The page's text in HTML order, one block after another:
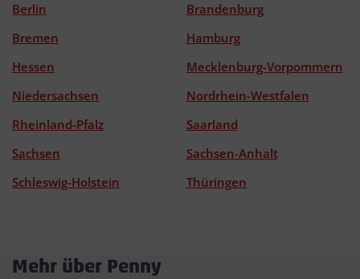
Berlin
Brandenburg
Bremen
Hamburg
Hessen
Mecklenburg-Vorpommern
Niedersachsen
Nordrhein-Westfalen
Rheinland-Pfalz
Saarland
Sachsen
Sachsen-Anhalt
Schleswig-Holstein
Thüringen
Mehr über Penny